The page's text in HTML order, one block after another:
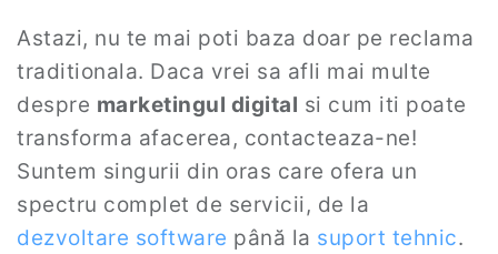
Astazi, nu te mai poti baza doar pe reclama
traditionala. Daca vrei sa afli mai multe
despre marketingul digital si cum iti poate
transforma afacerea, contacteaza-ne!
Suntem singurii din oras care ofera un
spectru complet de servicii, de la
dezvoltare software până la suport tehnic.